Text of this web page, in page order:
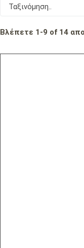
Βλέπετε 1 -9 of 14